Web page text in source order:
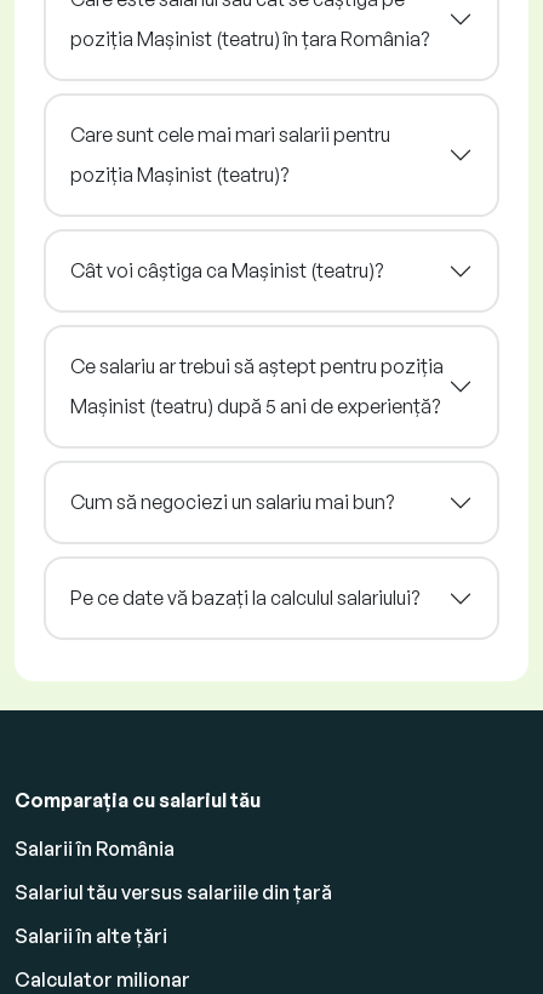
poziția Mașinist (teatru) în țara România?
Care sunt cele mai mari salarii pentru
poziția Mașinist (teatru)?
Cât voi câștiga ca Mașinist (teatru)?
Ce salariu ar trebui să aștept pentru poziția
Mașinist (teatru) după 5 ani de experiență?
Cum să negociezi un salariu mai bun?
Pe ce date vă bazați la calculul salariului?
Comparația cu salariul tău
Salarii în România
Salariul tău versus salariile din țară
Salarii în alte țări
Calculator milionar